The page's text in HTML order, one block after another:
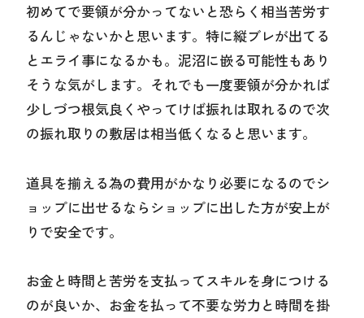
初めてで要領が分かってないと恐らく相当苦労す
るんじゃないかと思います。特に縦ブレが出てる
とエライ事になるかも。泥沼に嵌る可能性もあり
そうな気がします。それでも一度要領が分かれば
少しづつ根気良くやってけば振れは取れるので次
の振れ取りの敷居は相当低くなると思います。
道具を揃える為の費用がかなり必要になるのでシ
ョップに出せるならショップに出した方が安上が
りで安全です。
お金と時間と苦労を支払ってスキルを身につける
のが良いか、お金を払って不要な労力と時間を掛